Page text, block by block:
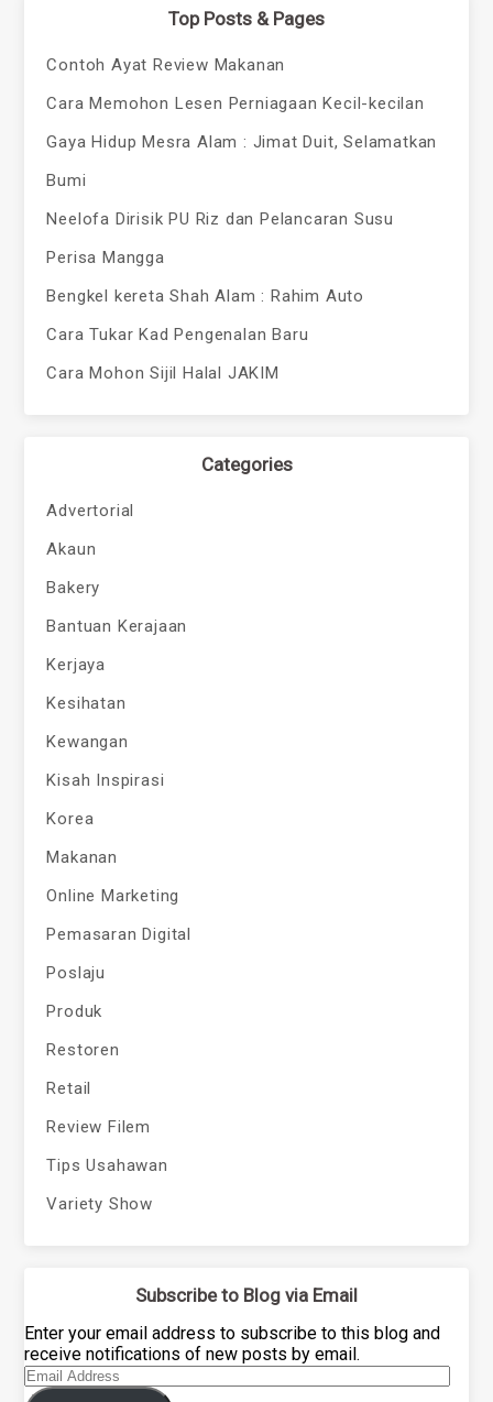
Top Posts & Pages
Contoh Ayat Review Makanan
Cara Memohon Lesen Perniagaan Kecil-kecilan
Gaya Hidup Mesra Alam : Jimat Duit, Selamatkan
Bumi
Neelofa Dirisik PU Riz dan Pelancaran Susu
Perisa Mangga
Bengkel kereta Shah Alam : Rahim Auto
Cara Tukar Kad Pengenalan Baru
Cara Mohon Sijil Halal JAKIM
Categories
Advertorial
Akaun
Bakery
Bantuan Kerajaan
Kerjaya
Kesihatan
Kewangan
Kisah Inspirasi
Korea
Makanan
Online Marketing
Pemasaran Digital
Poslaju
Produk
Restoren
Retail
Review Filem
Tips Usahawan
Variety Show
Subscribe to Blog via Email
Enter your email address to subscribe to this blog and
receive notifications of new posts by email.
Email
Address